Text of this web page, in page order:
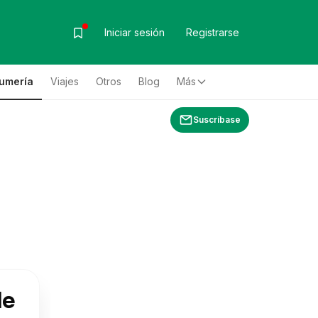
Iniciar sesión Registrarse
Viajes Otros Blog Más
Suscríbase